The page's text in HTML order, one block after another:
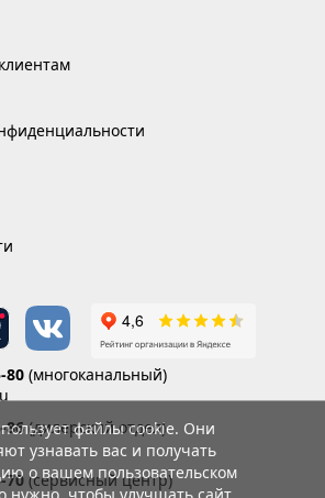
80 (многоканальный)
86(дилерский отдел)
70 (сервисный центр)
файлы cookie. Они
узнавать вас и получать
о вашем пользовательском